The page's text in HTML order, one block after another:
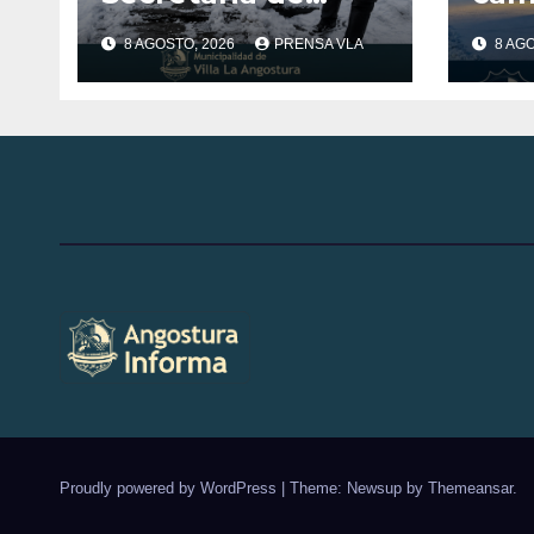
Servicios Públicos
Municipalidad de
8 AGOSTO, 2026 PRENSA VLA 8
Proudly powered by WordPress Theme: Newsup by Themeansar.